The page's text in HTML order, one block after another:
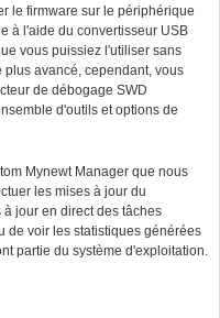
le firmware sur le périphérique
à l'aide du convertisseur USB
vous puissiez l'utiliser sans
avancé, cependant, vous
de débogage SWD
d'outils et options de
Mynewt Manager que nous
les mises à jour du
à jour en direct des tâches
de voir les statistiques générées
partie du système d'exploitation.